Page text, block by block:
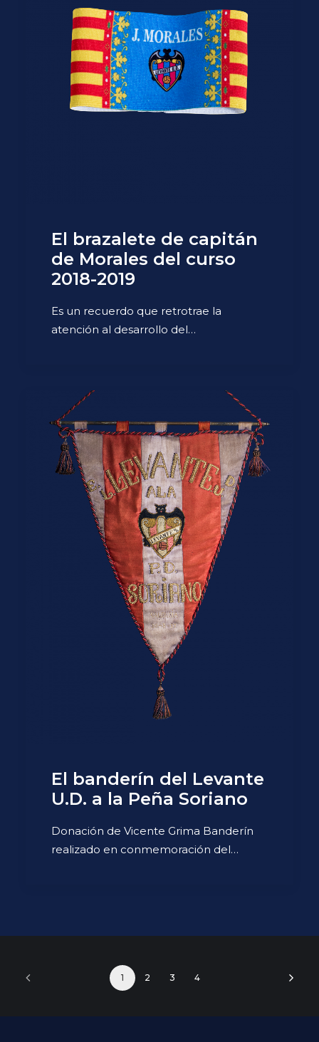
El brazalete de capitán
de Morales del curso
2018-2019
Es un recuerdo que retrotrae la
atención al desarrollo del…
El banderín del Levante
U.D. a la Peña Soriano
Donación de Vicente Grima Banderín
realizado en conmemoración del…
1 2 3 4